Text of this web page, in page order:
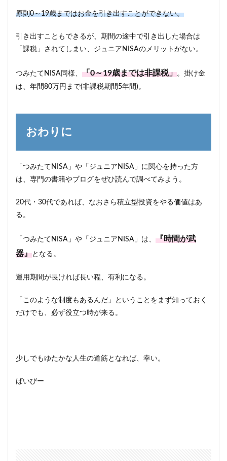
原則0～19歳まではお金を引き出すことができない。
引き出すこともできるが、期間の途中で引き出した場合は
「課税」されてしまい、ジュニアNISAのメリットがない。
つみたてNISA同様、 「0～19歳までは非課税」。掛け金
は、年間80万円まで(非課税期間5年間)。
おわりに
「つみたてNISA」や「ジュニアNISA」に関心を持った方
は、専門の書籍やブログをぜひ読んで調べてみよう。
20代・30代であれば、なおさら積立型投資をやる価値はあ
る。
「つみたてNISA」や「ジュニアNISA」は、 『時間が武
器』となる。
運用期間が長ければ長い程、有利になる。
「このような制度もあるんだ」ということをまず知っておく
だけでも、必ず役立つ時が来る。
少しでもゆたかな人生の道筋となれば、幸い。
ばいびー